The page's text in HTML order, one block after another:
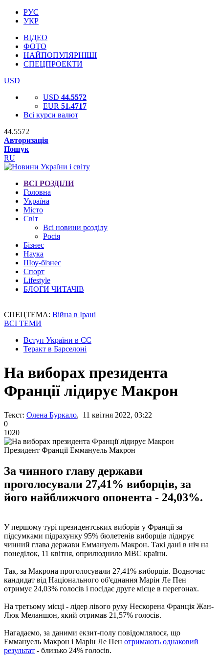
РУС
УКР
ВІДЕО
ФОТО
НАЙПОПУЛЯРНІШІ
СПЕЦПРОЕКТИ
USD
USD 44.5572
EUR 51.4717
Всі курси валют
44.5572
Авторизація
Пошук
RU
ВСІ РОЗДІЛИ
Головна
Україна
Місто
Світ
Всі новини розділу
Росія
Бізнес
Наука
Шоу-бізнес
Спорт
Lifestyle
БЛОГИ ЧИТАЧІВ
СПЕЦТЕМА: Війна в Ірані
ВСІ ТЕМИ
Вступ України в ЄС
Теракт в Барселоні
На виборах президента
Франції лідирує Макрон
Текст: Олена Буркало, 11 квітня 2022, 03:22
0
1020
Президент Франції Еммануель Макрон
За чинного главу держави
проголосували 27,41% виборців, за
його найближчого опонента - 24,03%.
У першому турі президентських виборів у Франції за
підсумками підрахунку 95% бюлетенів виборців лідирує
чинний глава держави Еммануель Макрон. Такі дані в ніч на
понеділок, 11 квітня, оприлюднило МВС країни.
Так, за Макрона проголосували 27,41% виборців. Водночас
кандидат від Національного об'єднання Марін Ле Пен
отримує 24,03% голосів і посідає друге місце в перегонах.
На третьому місці - лідер лівого руху Нескорена Франція Жан-
Люк Меланшон, який отримав 21,57% голосів.
Нагадаємо, за даними екзит-полу повідомлялося, що
Еммануель Макрон і Марін Ле Пен отримають однаковий
результат - близько 24% голосів.